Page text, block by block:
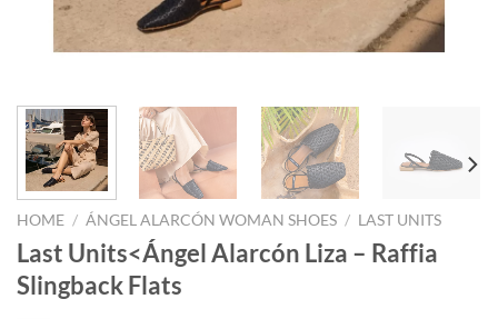
HOME / ÁNGEL ALARCÓN WOMAN SHOES / LAST UNITS
Last Units<Ángel Alarcón Liza – Raffia
Slingback Flats